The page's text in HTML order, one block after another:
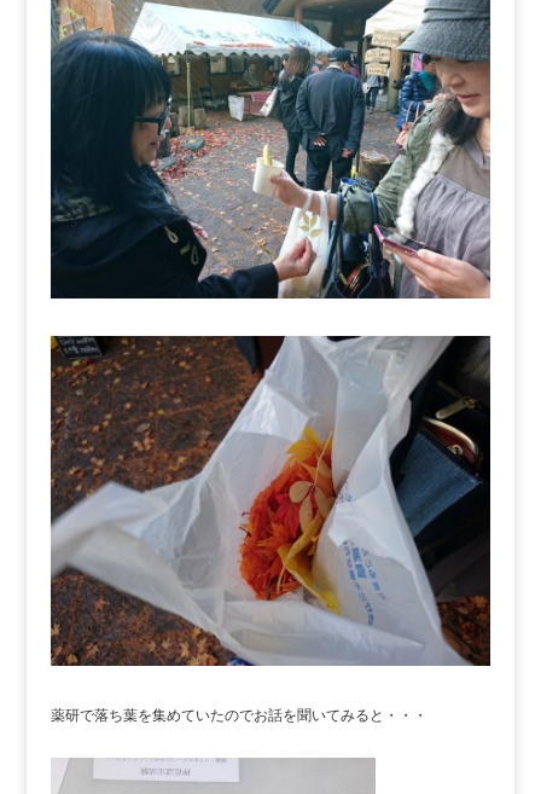
薬研で落ち葉を集めていたのでお話を聞いてみると・・・